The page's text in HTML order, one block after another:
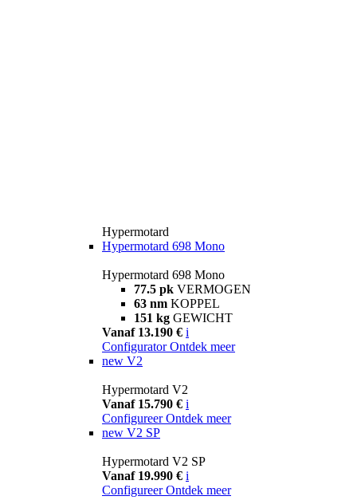
Hypermotard
Hypermotard 698 Mono
Hypermotard 698 Mono
77.5 pk VERMOGEN
63 nm KOPPEL
151 kg GEWICHT
Vanaf 13.190 € i
Configurator Ontdek meer
new V2
Hypermotard V2
Vanaf 15.790 € i
Configureer Ontdek meer
new V2 SP
Hypermotard V2 SP
Vanaf 19.990 € i
Configureer Ontdek meer